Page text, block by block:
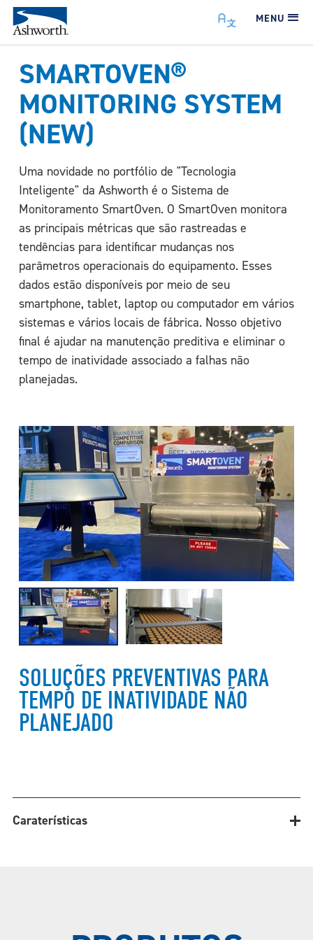
MENU
SOLUÇÕES PREVENTIVAS PARA
TEMPO DE INATIVIDADE NÃO
PLANEJADO
SMARTOVEN®
MONITORING SYSTEM
(NEW)
Uma novidade no portfólio de "Tecnologia
Inteligente" da Ashworth é o Sistema de
Monitoramento SmartOven. O SmartOven monitora
as principais métricas que são rastreadas e
tendências para identificar mudanças nos
parâmetros operacionais do equipamento. Esses
dados estão disponíveis por meio de seu
smartphone, tablet, laptop ou computador em vários
sistemas e vários locais de fábrica. Nosso objetivo
final é ajudar na manutenção preditiva e eliminar o
tempo de inatividade associado a falhas não
planejadas.
Caraterísticas